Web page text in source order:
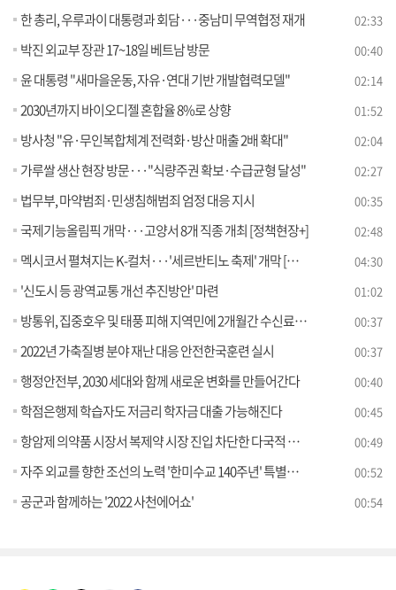
한 총리, 우루과이 대통령과 회담···중남미 무역협정 재개 02:33
박진 외교부 장관 17~18일 베트남 방문 00:40
윤 대통령 "새마을운동, 자유·연대 기반 개발협력모델" 02:14
2030년까지 바이오디젤 혼합율 8%로 상향 01:52
방사청 "유·무인복합체계 전력화·방산 매출 2배 확대" 02:04
가루쌀 생산 현장 방문···"식량주권 확보·수급균형 달성" 02:27
법무부, 마약범죄·민생침해범죄 엄정 대응 지시 00:35
국제기능올림픽 개막···고양서 8개 직종 개최 [정책현장+] 02:48
멕시코서 펼쳐지는 K-컬처···'세르반티노 축제' 개막 [뉴스의 맥] 04:30
'신도시 등 광역교통 개선 추진방안' 마련 01:02
방통위, 집중호우 및 태풍 피해 지역민에 2개월간 수신료 면제 00:37
2022년 가축질병 분야 재난 대응 안전한국훈련 실시 00:37
행정안전부, 2030 세대와 함께 새로운 변화를 만들어간다 00:40
학점은행제 학습자도 저금리 학자금 대출 가능해진다 00:45
항암제 의약품 시장서 복제약 시장 진입 차단한 다국적 제약사 담합행위 적발·제재 00:49
자주 외교를 향한 조선의 노력 '한미수교 140주년' 특별전 개최 00:52
공군과 함께하는 '2022 사천에어쇼' 00:54